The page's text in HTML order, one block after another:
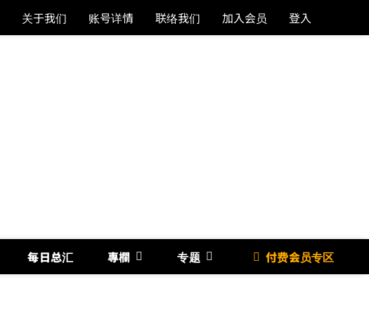
关于我们 账号详情 联络我们 加入会员 登入
每日总汇 專欄 专题 付费会员专区